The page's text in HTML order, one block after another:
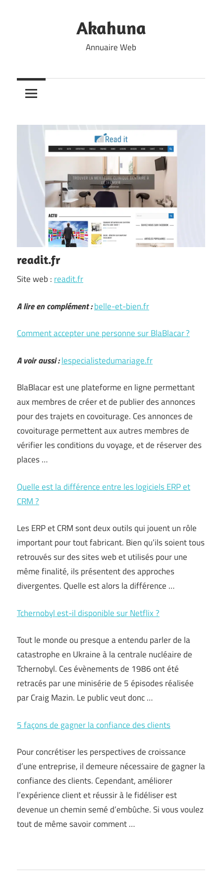
Akahuna
Annuaire Web
readit.fr
Site web : readit.fr
A lire en complément :belle-et-bien.fr
Comment accepter une personne sur BlaBlacar ?
A voir aussi :lespecialistedumariage.fr
BlaBlacar est une plateforme en ligne permettant
aux membres de créer et de publier des annonces
pour des trajets en covoiturage. Ces annonces de
covoiturage permettent aux autres membres de
vérifier les conditions du voyage, et de réserver des
places …
Quelle est la différence entre les logiciels ERP et
CRM ?
Les ERP et CRM sont deux outils qui jouent un rôle
important pour tout fabricant. Bien qu’ils soient tous
retrouvés sur des sites web et utilisés pour une
même finalité, ils présentent des approches
divergentes. Quelle est alors la différence …
Tchernobyl est-il disponible sur Netflix ?
Tout le monde ou presque a entendu parler de la
catastrophe en Ukraine à la centrale nucléaire de
Tchernobyl. Ces évènements de 1986 ont été
retracés par une minisérie de 5 épisodes réalisée
par Craig Mazin. Le public veut donc …
5 façons de gagner la confiance des clients
Pour concrétiser les perspectives de croissance
d’une entreprise, il demeure nécessaire de gagner la
confiance des clients. Cependant, améliorer
l’expérience client et réussir à le fidéliser est
devenue un chemin semé d’embûche. Si vous voulez
tout de même savoir comment …